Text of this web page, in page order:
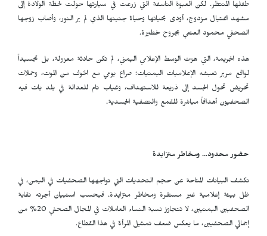
طفلها المنتظر. لكن العبوة الناسفة التي زرعت في سيارتها حولت لحظة الولادة إلى
مشهد اغتيال مزدوج، أودى بحياتها وحياة جنينها الذي لم ير النور، وأصاب زوجها
الصحفي محمود العتمي بجروح خطيرة.
هذه الجريمة، التي هزت الوسط الإعلامي اليمني، لم تكن حادثة معزولة، بل تجسيداً
لواقع مرير تعيشه الإعلاميات اليمنيات: صراع يومي مع الخوف من الموت، وحملات
تحريض تحول الجسد إلى ذريعة للاستهداف، وغياب تام للعدالة في بلد بات فيه
الصحفيون أهدافاً مباشرة للقمع والتصفية الجسدية.
حضور محدود... ومخاطر متزايدة
تكشف البيانات المتاحة عن حجم التحديات التي تواجهها الصحفيات في اليمن، في
ظل بيئة إعلامية غير مستقرة ومخاطر متزايدة. فبحسب استبيان أجرته نقابة
الصحفيين اليمنيين، لا تتجاوز نسبة النساء العاملات في المجال الصحفي 20% من
إجمالي الصحفيين، ما يعكس ضعف تمثيل المرأة في هذا القطاع.